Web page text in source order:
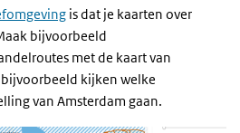
is dat je kaarten over
bijvoorbeeld
met de kaart van
kijken welke
van Amsterdam gaan.